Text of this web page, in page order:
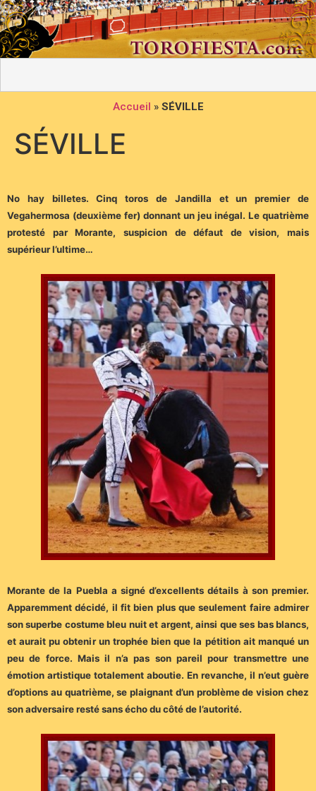
Accueil » SÉVILLE
SÉVILLE
No hay billetes. Cinq toros de Jandilla et un premier de
Vegahermosa (deuxième fer) donnant un jeu inégal. Le quatrième
protesté par Morante, suspicion de défaut de vision, mais
supérieur l’ultime…
Morante de la Puebla a signé d’excellents détails à son premier.
Apparemment décidé, il fit bien plus que seulement faire admirer
son superbe costume bleu nuit et argent, ainsi que ses bas blancs,
et aurait pu obtenir un trophée bien que la pétition ait manqué un
peu de force. Mais il n’a pas son pareil pour transmettre une
émotion artistique totalement aboutie. En revanche, il n’eut guère
d’options au quatrième, se plaignant d’un problème de vision chez
son adversaire resté sans écho du côté de l’autorité.